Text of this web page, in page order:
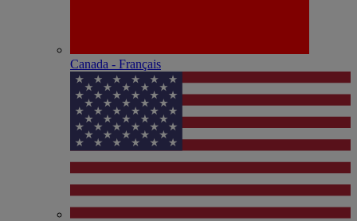
Canada - Français